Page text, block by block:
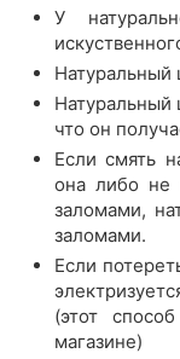
У
Натуральный
что он
Если смять
она либо не
заломами,
заломами.
Если
(этот
магазине)